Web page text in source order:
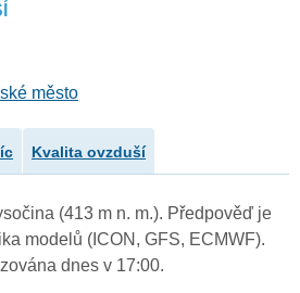
město
Kvalita ovzduší
(413 m n. m.). Předpověď je
modelů (ICON, GFS, ECMWF).
dnes v 17:00.